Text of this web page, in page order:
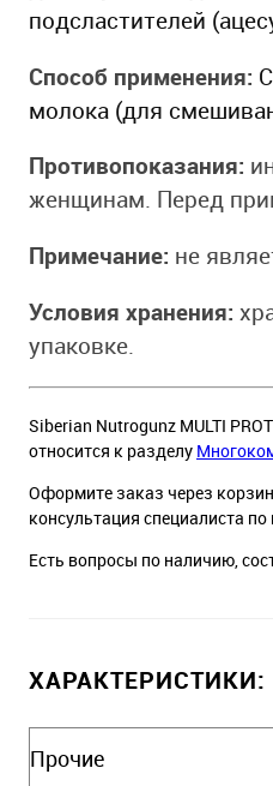
подсластителей
Способ применения:
молока (для
Противопоказания:
женщинам. Перед
Примечание: не
Условия хранения:
упаковке.
Siberian Nutrogunz MULTI
относится к разделу
Оформите заказ через
консультация специалиста
Есть вопросы по наличию,
ХАРАКТЕРИСТИКИ:
Прочие